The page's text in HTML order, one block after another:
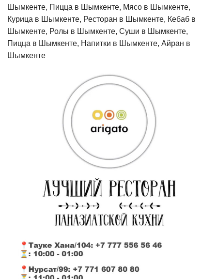
Шымкенте, Пицца в Шымкенте, Мясо в Шымкенте,
Курица в Шымкенте, Ресторан в Шымкенте, Кебаб в
Шымкенте, Ролы в Шымкенте, Суши в Шымкенте,
Пицца в Шымкенте, Напитки в Шымкенте, Айран в
Шымкенте